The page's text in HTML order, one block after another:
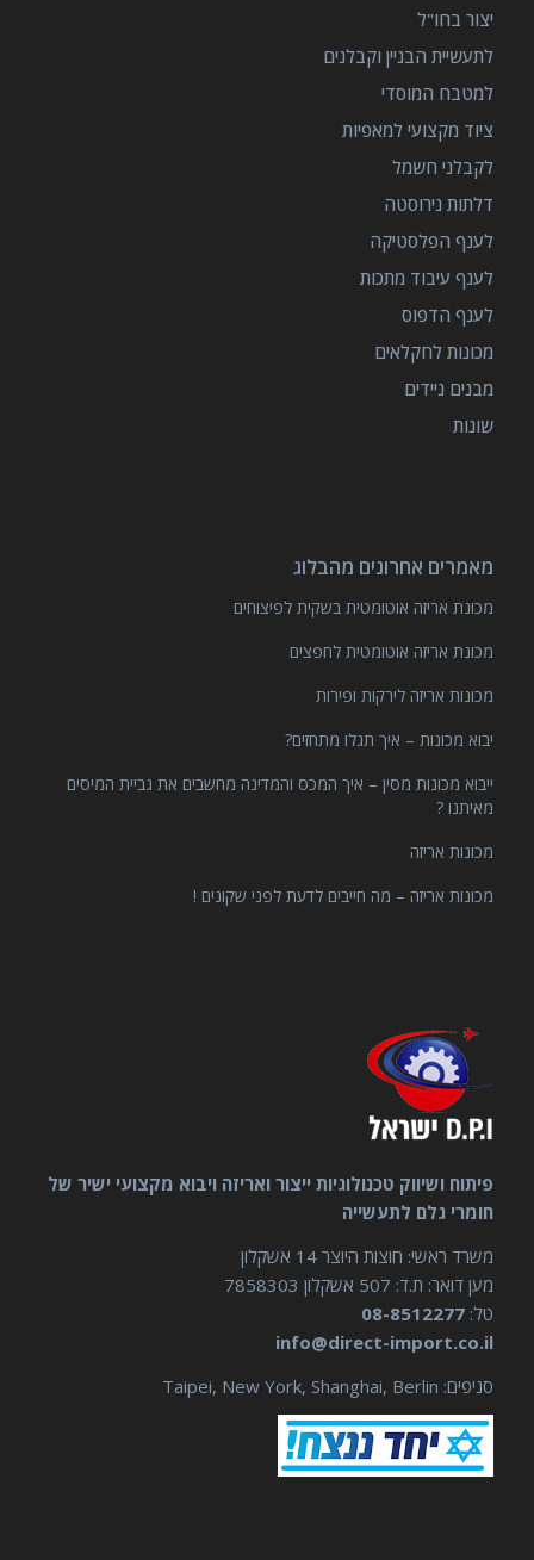
יצור בחו"ל
לתעשיית הבניין וקבלנים
למטבח המוסדי
ציוד מקצועי למאפיות
לקבלני חשמל
דלתות נירוסטה
לענף הפלסטיקה
לענף עיבוד מתכות
לענף הדפוס
מכונות לחקלאים
מבנים ניידים
שונות
מאמרים אחרונים מהבלוג
מכונת אריזה אוטומטית בשקית לפיצוחים
מכונת אריזה אוטומטית לחפצים
מכונות אריזה לירקות ופירות
יבוא מכונות – איך תגלו מתחזים?
ייבוא מכונות מסין – איך המכס והמדינה מחשבים את גביית המיסים
מאיתנו ?
מכונות אריזה
מכונות אריזה – מה חייבים לדעת לפני שקונים !
פיתוח ושיווק טכנולוגיות ייצור ואריזה ויבוא מקצועי ישיר של
חומרי גלם לתעשייה
משרד ראשי: חוצות היוצר 14 אשקלון
מען דואר: ת.ד: 507 אשקלון 7858303
טל: 08-8512277
info@direct-import.co.il
סניפים: Taipei, New York, Shanghai, Berlin